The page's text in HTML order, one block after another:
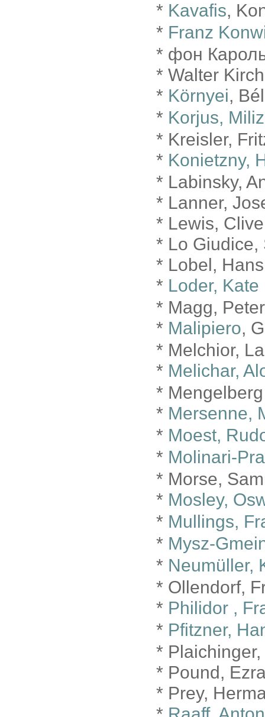
* Kavafis,
* Franz
* фон
* Walter
* Környei,
* Korjus,
* Kreisler,
* Konietzny,
* Labinsky,
* Lanner,
* Lewis,
* Lo Giudice,
* Lobel,
* Loder, Kate
* Magg,
* Malipiero,
* Melchior,
* Melichar,
*
* Mersenne,
* Moest,
* Molinari-
* Morse,
* Mosley,
* Mullings,
* Mysz-
* Neumüller,
* Ollendorf,
* Philidor ,
* Pfitzner,
*
* Pound,
* Prey,